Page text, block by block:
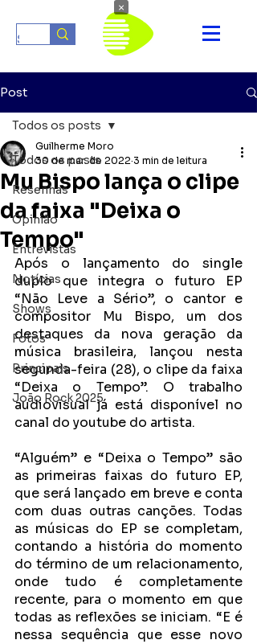
Post
Todos os posts
Resenhas
Opinião
Entrevistas
Notícias
Shows
Fotos
Principais
João Rock 2025
Todos os posts
Mu Bispo lança o clipe
da faixa "Deixa o
Tempo"
Guilherme Moro
30 de mar. de 2022 3 min de leitura
Após o lançamento do single
duplo que integra o futuro EP
“Não Leve a Sério”, o cantor e
compositor Mu Bispo, um dos
destaques da nova geração da
música brasileira, lançou nesta
segunda-feira (28), o clipe da faixa
“Deixa o Tempo”. O trabalho
canal do youtube do artista.
“Alguém” e “Deixa o Tempo” são
as primeiras faixas do futuro EP,
que será lançado em breve e conta
com duas outras canções. Todas
as músicas do EP se completam,
contando a história do momento
do término de um relacionamento,
onde tudo é completamente
recente, para o momento em que
todas as reflexões se iniciam. “E é
nessa sequência que esse novo
×